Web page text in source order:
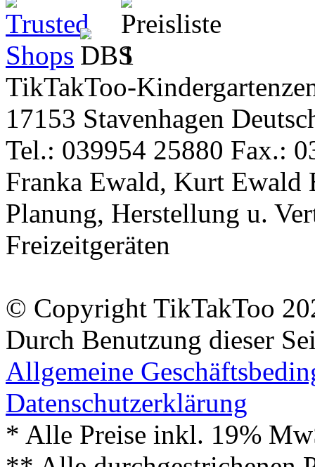
TikTakToo-
17153 Stavenhagen
Tel.: 039954 25880 Fax.:
Franka Ewald, Kurt Ewald
Planung, Herstellung u.
Freizeitgeräten
© Copyright TikTakToo
Durch Benutzung dieser
Allgemeine
Datenschutzerklärung
* Alle Preise inkl. 19%